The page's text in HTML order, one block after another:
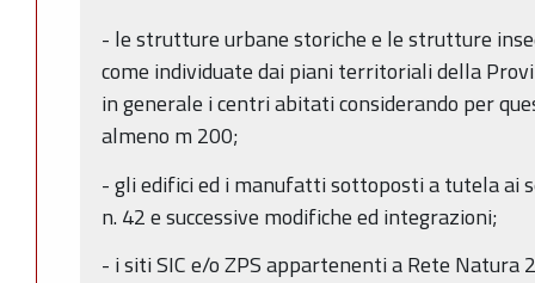
- le strutture urbane storiche e le strutture
come individuate dai piani territoriali della
in generale i centri abitati considerando per
almeno m 200;
- gli edifici ed i manufatti sottoposti a tutela ai
n. 42 e successive modifiche ed integrazioni;
- i siti SIC e/o ZPS appartenenti a Rete Natura